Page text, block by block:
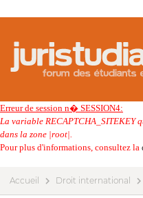
Erreur de session n� SESSION4:
La variable RECAPTCHA_SITEKEY
dans la zone |root|.
Pour plus d'informations, consultez la
Accueil Droit international